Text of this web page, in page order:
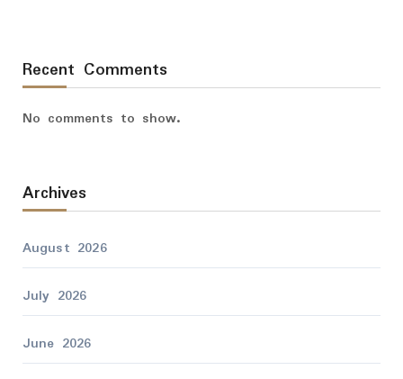
Recent Comments
No comments to show.
Archives
August 2026
July 2026
June 2026